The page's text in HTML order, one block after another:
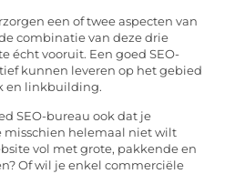
een of twee aspecten van
combinatie van deze drie
écht vooruit. Een goed SEO-
kunnen leveren op het gebied
en linkbuilding.
SEO-bureau ook dat je
misschien helemaal niet wilt
vol met grote, pakkende en
Of wil je enkel commerciële